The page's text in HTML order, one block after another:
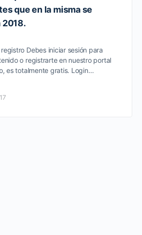
que en la misma se
2018.
Debes iniciar sesión para
o registrarte en nuestro portal
es totalmente gratis. Login…